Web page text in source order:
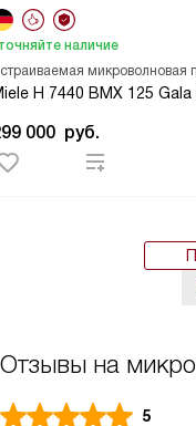
микроволновая
H 7440 BMX 125 Gala
наличие
000 руб.
Отзывы на
5